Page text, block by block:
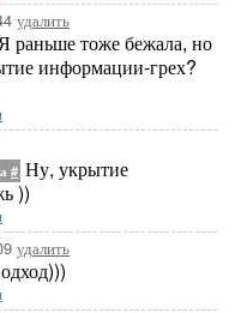
удалить
раньше тоже бежала, но
информации-грех?
# Ну, укрытие
))
удалить